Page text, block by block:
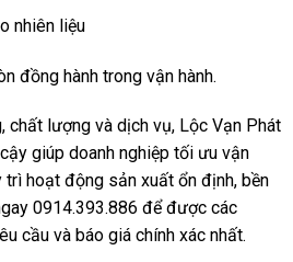
nhiên liệu
đồng hành trong vận hành.
chất lượng và dịch vụ, Lộc Vạn Phát
giúp doanh nghiệp tối ưu vận
trì hoạt động sản xuất ổn định, bền
0914.393.886 để được các
cầu và báo giá chính xác nhất.